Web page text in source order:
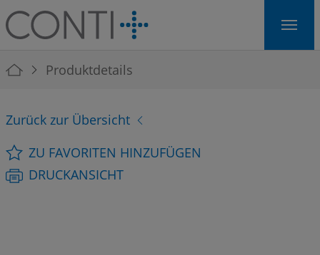
Skip to main navigation
Skip to main content
Skip to page footer
You are here:
Produktdetails
Zurück zur Übersicht
ZU FAVORITEN HINZUFÜGEN
DRUCKANSICHT